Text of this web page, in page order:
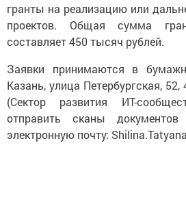
гранты на реализацию или
проектов. Общая сумма
составляет 450 тысяч рублей.
Заявки принимаются в
Казань, улица Петербургская,
(Сектор развития ИТ-
отправить сканы
электронную почту: